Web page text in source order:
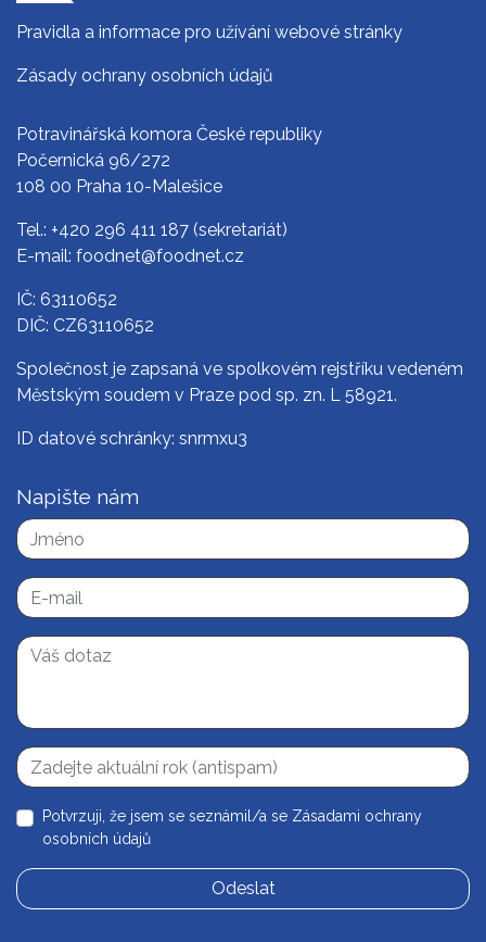
Pravidla a informace pro užívání webové stránky
Zásady ochrany osobních údajů
Potravinářská komora České republiky
Počernická 96/272
108 00 Praha 10-Malešice
Tel.: +420 296 411 187 (sekretariát)
E-mail: foodnet@foodnet.cz
IČ: 63110652
DIČ: CZ63110652
Společnost je zapsaná ve spolkovém rejstříku vedeném
Městským soudem v Praze pod sp. zn. L 58921.
ID datové schránky: snrmxu3
Napište nám
Potvrzuji, že jsem se seznámil/a se Zásadami ochrany
osobních údajů
Odeslat